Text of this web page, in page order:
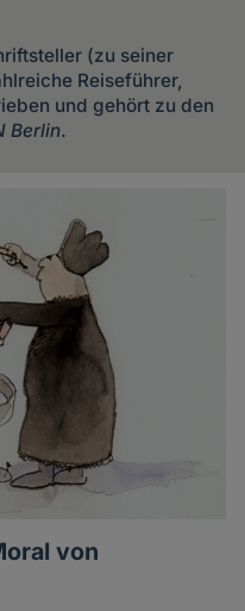
(zu seiner
Reiseführer,
und gehört zu den
Berlin.
von